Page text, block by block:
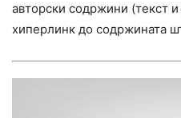
авторски содржини (текст
хиперлинк до содржината